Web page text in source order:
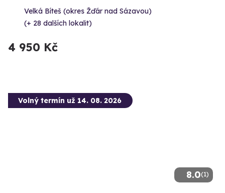
Velká Bíteš (okres Žďár nad Sázavou)
(+ 28 dalších lokalit)
4 950 Kč
8.0(1)
Volný termín už 14. 08. 2026